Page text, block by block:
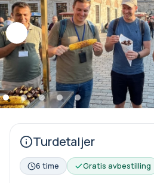
Turdetaljer
6 time Gratis avbestilling